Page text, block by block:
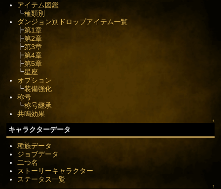
アイテム図鑑
┗種類別
ダンジョン別ドロップアイテム一覧
┣第1章
┣第2章
┣第3章
┣第4章
┣第5章
┗星座
オプション
┗装備強化
称号
┗称号継承
共鳴効果
↑
キャラクターデータ
種族データ
ジョブデータ
二つ名
ストーリーキャラクター
ステータス一覧
↑